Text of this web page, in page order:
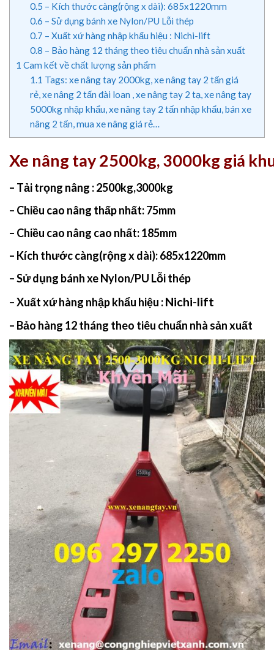
0.5 – Kích thước càng(rộng x dài): 685x1220mm
0.6 – Sử dụng bánh xe Nylon/PU Lỗi thép
0.7 – Xuất xứ hàng nhập khẩu hiệu : Nichi-lift
0.8 – Bảo hàng 12 tháng theo tiêu chuẩn nhà sản xuất
1 Cam kết về chất lượng sản phẩm
1.1 Tags: xe nâng tay 2000kg, xe nâng tay 2 tấn giá
rẻ, xe nâng 2 tấn đài loan , xe nâng tay 2 tạ, xe nâng tay
5000kg nhập khẩu, xe nâng tay 2 tấn nhập khẩu, bán xe
nâng 2 tấn, mua xe nâng giá rẻ…
Xe nâng tay 2500kg, 3000kg giá
– Tải trọng nâng : 2500kg,3000kg
– Chiều cao nâng thấp nhất: 75mm
– Chiều cao nâng cao nhất: 185mm
– Kích thước càng(rộng x dài):685x1220mm
– Sử dụng bánh xe Nylon/PU Lỗi thép
– Xuất xứ hàng nhập khẩu hiệu :Nichi-lift
– Bảo hàng 12 tháng theo tiêu chuẩn nhà sản xuất